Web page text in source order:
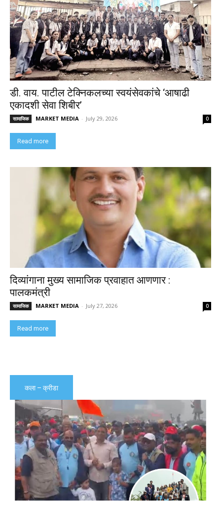
डी. वाय. पाटील टेक्निकलच्या स्वयंसेवकांचे ‘आषाढी
एकादशी सेवा शिबीर’
सामाजिक MARKET MEDIA - July 29, 2026 0
Read more
दिव्यांगाना मुख्य सामाजिक प्रवाहात आणणार :
पालकमंत्री
सामाजिक MARKET MEDIA - July 27, 2026 0
Read more
कला – क्रीडा